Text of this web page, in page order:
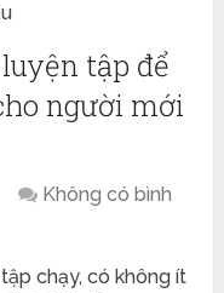
tập để
người mới
Không có bình
chạy, có không ít